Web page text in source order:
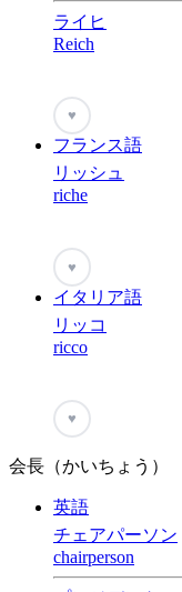
ライヒ
Reich
♥
フランス語
リッシュ
riche
♥
イタリア語
リッコ
ricco
♥
会長（かいちょう）
英語
チェアパーソン
chairperson